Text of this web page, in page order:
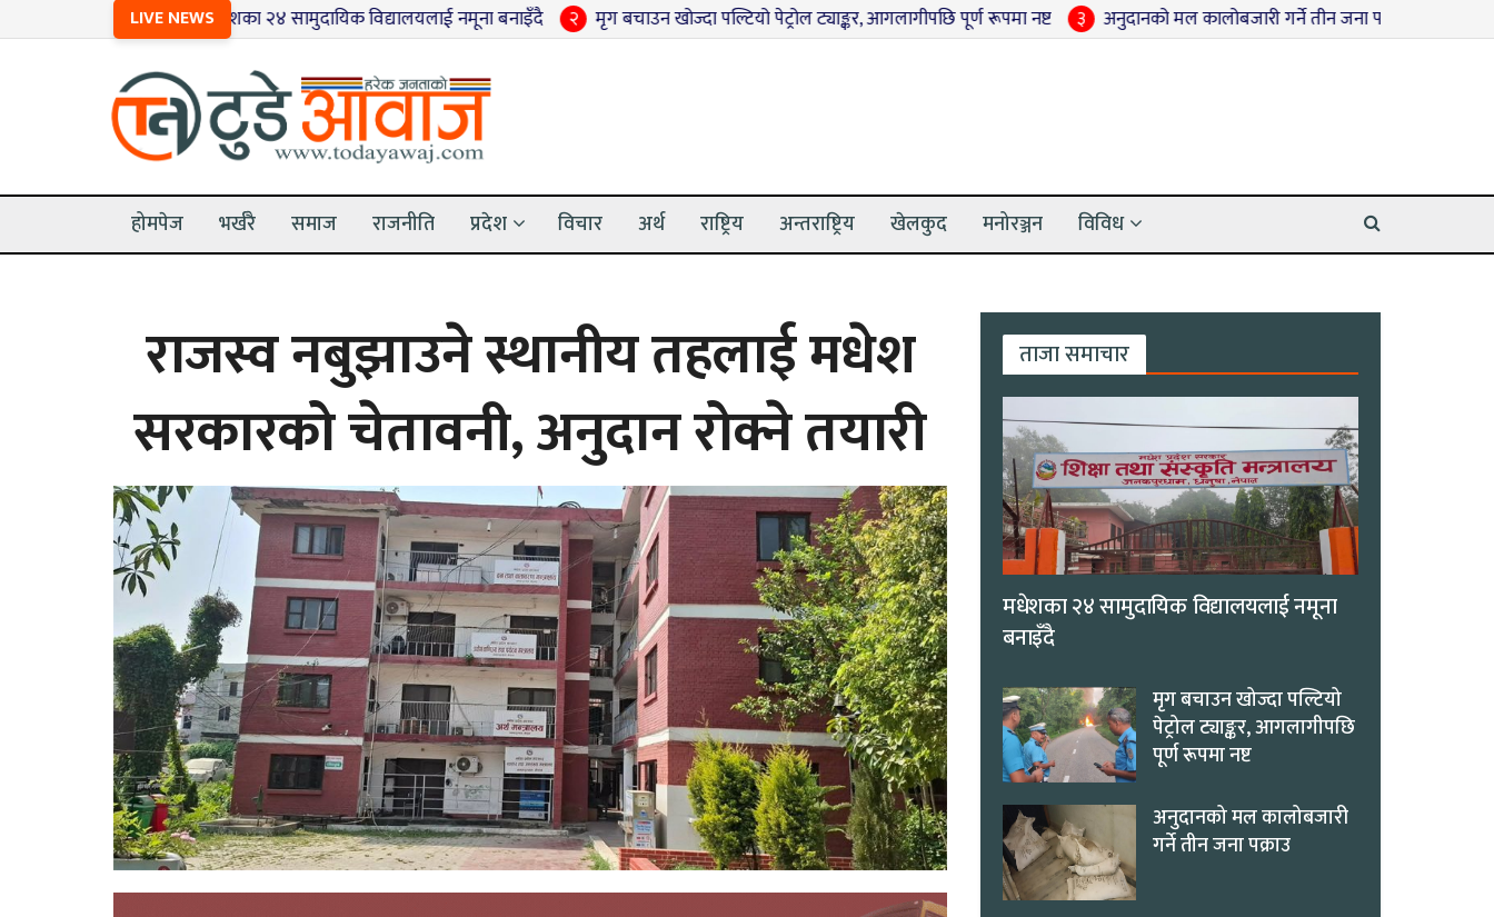
LIVE NEWS
मधेशका २४ सामुदायिक विद्यालयलाई नमूना बनाइँदै २ मृग बचाउन खोज्दा पल्टियो पेट्रोल ट्याङ्कर, आगलागीपछि पूर्ण रूपमा नष्ट ३ अनुदानको मल कालोबजारी गर्ने तीन जना पक्राउ ४ श्रद्धाञ्जली
होमपेज भर्खरै समाज राजनीति प्रदेश विचार अर्थ राष्ट्रिय अन्तराष्ट्रिय खेलकुद मनोरञ्जन विविध
राजस्व नबुझाउने स्थानीय तहलाई मधेश
सरकारको चेतावनी, अनुदान रोक्ने तयारी
ताजा समाचार
मधेशका २४ सामुदायिक विद्यालयलाई नमूना
बनाइँदै
मृग बचाउन खोज्दा पल्टियो
पेट्रोल ट्याङ्कर, आगलागीपछि
पूर्ण रूपमा नष्ट
अनुदानको मल कालोबजारी
गर्ने तीन जना पक्राउ